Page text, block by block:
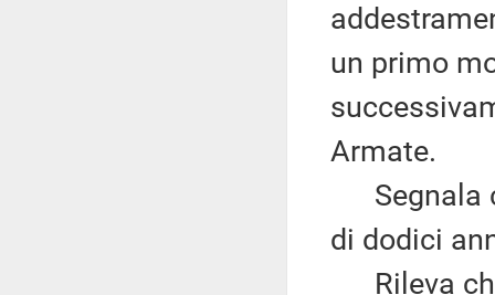
un primo
Armate.
Segnala
di dodici
Rileva